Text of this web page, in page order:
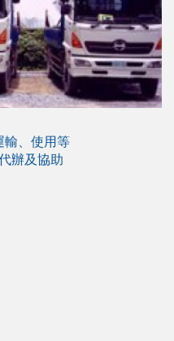
輸、使用等
辦及協助